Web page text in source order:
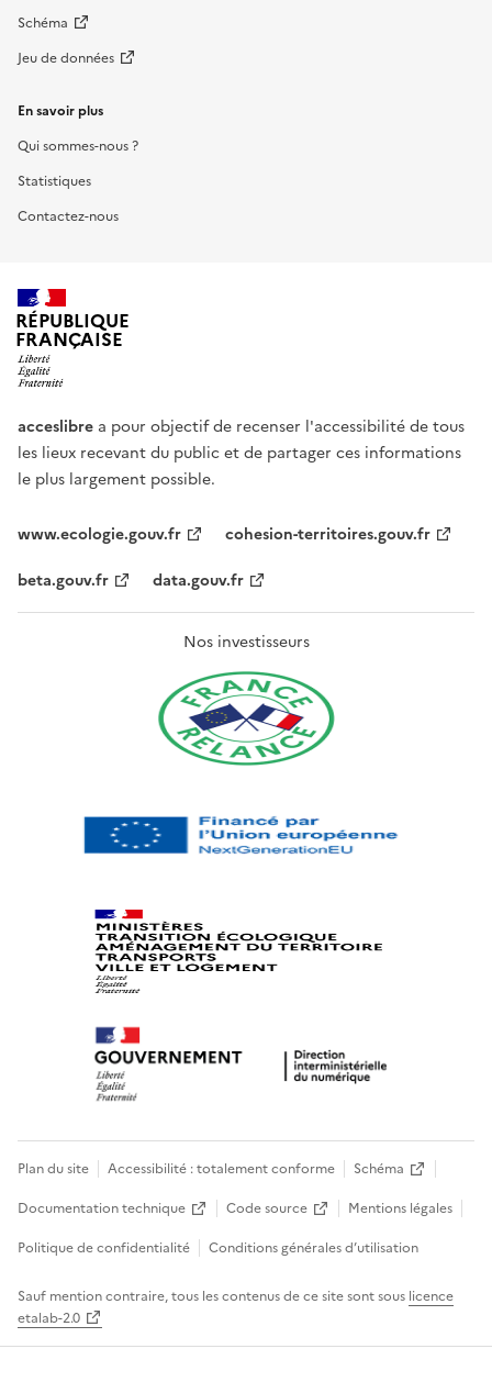
Schéma
Jeu de données
En savoir plus
Qui sommes-nous ?
Statistiques
Contactez-nous
RÉPUBLIQUE
FRANÇAISE
acceslibre a pour objectif de recenser l'accessibilité de tous
les lieux recevant du public et de partager ces informations
le plus largement possible.
www.ecologie.gouv.fr
cohesion-territoires.gouv.fr
beta.gouv.fr
data.gouv.fr
Nos investisseurs
Plan du site Accessibilité : totalement conforme
Schéma
Documentation technique
Code source
Mentions légales
Politique de confidentialité
Conditions générales d’utilisation
Sauf mention contraire, tous les contenus de ce site sont sous licence
etalab-2.0